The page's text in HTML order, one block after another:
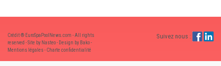
Crédit ® EuroSpaPoolNews.com - All rights
reserved - Site by Nasteo - Design by Bako -
Mentions légales-Charte confidentialité
Suivez nous :